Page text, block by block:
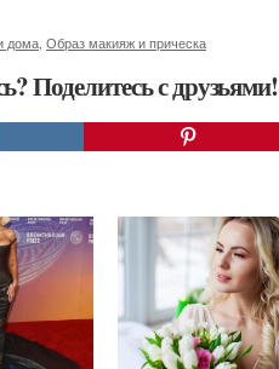
дома Образ макияж и прическа
Поделитесь с друзьями!